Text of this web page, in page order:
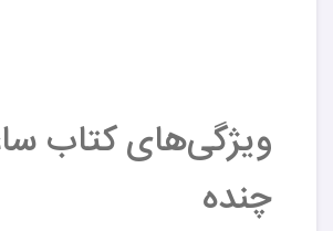
ویژگی‌های کتاب
چنده